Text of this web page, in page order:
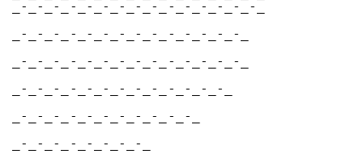
_-_-_-_-_-_-_-_-_-_-_-_-_-_-_-_
_-_-_-_-_-_-_-_-_-_-_-_-_-_-_
_-_-_-_-_-_-_-_-_-_-_-_-_-_-_
_-_-_-_-_-_-_-_-_-_-_-_-_-_
_-_-_-_-_-_-_-_-_-_-_-_
_-_-_-_-_-_-_-_-_